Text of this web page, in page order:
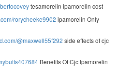
tesamorelin ipamorelin cost
rorycheeke9902 ipamorelin Only
@maxwell55f292 side effects of cjc
Benefits Of Cjc Ipamorelin